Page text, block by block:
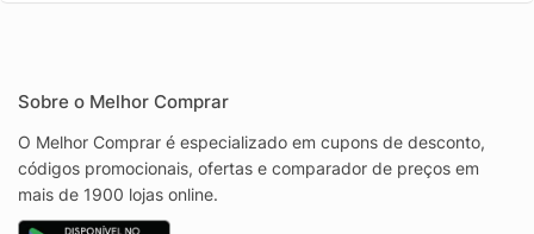
Sobre o Melhor Comprar
O Melhor Comprar é especializado em cupons de desconto,
códigos promocionais, ofertas e comparador de preços em
mais de 1900 lojas online.